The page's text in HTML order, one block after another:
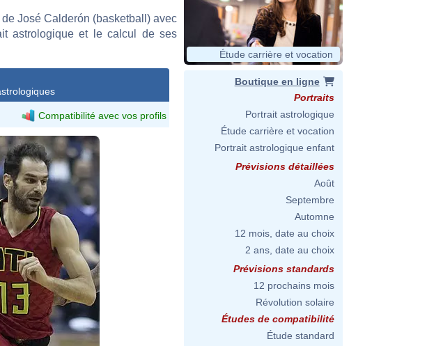
José Calderón (basketball) avec
astrologique et le calcul de ses
Compatibilité avec vos profils
Étude carrière et vocation
Boutique en ligne
Portraits
Portrait astrologique
Étude carrière et vocation
Portrait astrologique enfant
Prévisions détaillées
Août
Septembre
Automne
12 mois, date au choix
2 ans, date au choix
Prévisions standards
12 prochains mois
Révolution solaire
Études de compatibilité
Étude standard